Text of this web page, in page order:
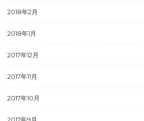
2018年2月
2018年1月
2017年12月
2017年11月
2017年10月